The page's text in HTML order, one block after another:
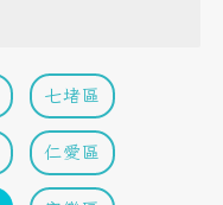
七堵區
仁愛區